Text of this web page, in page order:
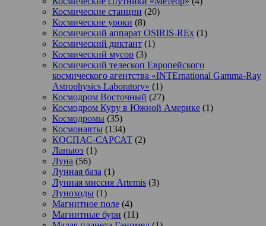
Космические станции (20)
Космические уроки (8)
Космический аппарат OSIRIS-REx (1)
Космический диктант (1)
Космический мусор (3)
Космический телескоп Европейского
космического агентства «INTErnational Gamma-Ray
Astrophysics Laboratory» (1)
Космодром Восточный (27)
Космодром Куру в Южной Америке (1)
Космодромы (35)
Космонавты (134)
КОСПАС-САРСАТ (2)
Ланьюэ (1)
Луна (56)
Лунная база (1)
Лунная миссия Artemis (3)
Луноходы (1)
Магнитное поле (4)
Магнитные бури (11)